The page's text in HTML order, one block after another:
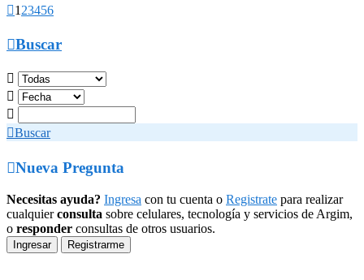
1 23456
Buscar



Buscar
Nueva Pregunta
Necesitas ayuda? Ingresa con tu cuenta o Registrate para realizar
cualquierconsulta sobre celulares, tecnología y servicios de Argim,
o responder consultas de otros usuarios.
Ingresar Registrarme